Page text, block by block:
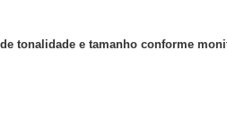
tonalidade e tamanho conforme